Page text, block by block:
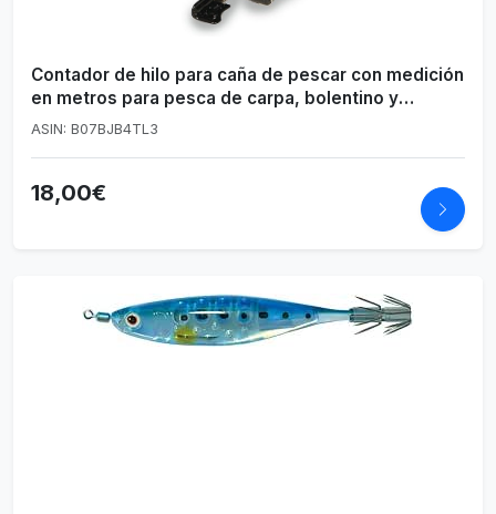
Contador de hilo para caña de pescar con medición
en metros para pesca de carpa, bolentino y
surfcasting
ASIN: B07BJB4TL3
18,00€